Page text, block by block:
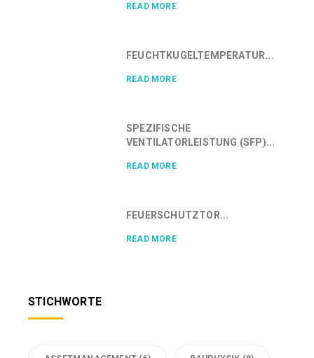
READ MORE
FEUCHTKUGELTEMPERATUR...
READ MORE
SPEZIFISCHE
VENTILATORLEISTUNG (SFP)...
READ MORE
FEUERSCHUTZTOR...
READ MORE
STICHWORTE